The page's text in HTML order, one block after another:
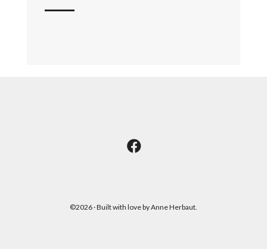
©2026 · Built with love by Anne Herbaut.